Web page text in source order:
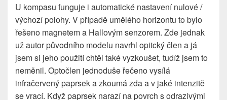
U kompasu funguje i automatické nastavení nulové /
výchozí polohy. V případě umělého horizontu to bylo
řešeno magnetem a Hallovým senzorem. Zde jednak
už autor původního modelu navrhl opitcký člen a já
jsem si jeho použití chtěl také vyzkoušet, tudíž jsem to
neměnil. Optočlen jednoduše řečeno vysílá
infračervený paprsek a zkoumá zda a v jaké intenzitě
se vrací. Když paprsek narazí na povrch s odrazivými